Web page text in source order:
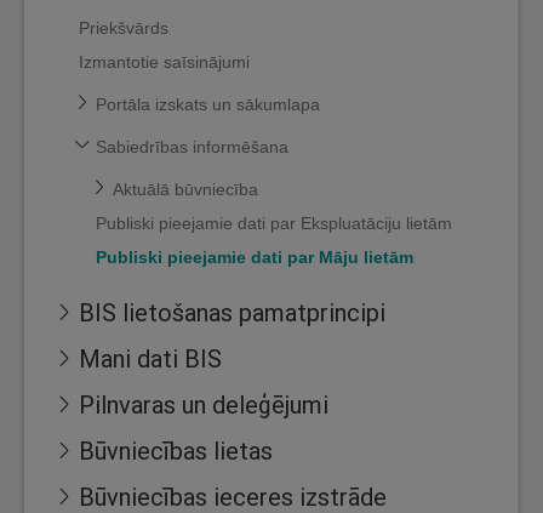
Priekšvārds
Izmantotie saīsinājumi
Portāla izskats un sākumlapa
Sabiedrības informēšana
Aktuālā būvniecība
Publiski pieejamie dati par Ekspluatāciju lietām
Publiski pieejamie dati par Māju lietām
BIS lietošanas pamatprincipi
Mani dati BIS
Pilnvaras un deleģējumi
Būvniecības lietas
Būvniecības ieceres izstrāde